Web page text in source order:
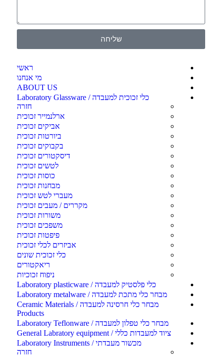
שליחה
ראשי
מי אנחנו
ABOUT US
כלי זכוכית למעבדה / Laboratory Glassware
חזרה
ארלנמייר זכוכית
אביקים זכוכית
ביורטות זכוכית
בקבוקים זכוכית
דיסקטורים זכוכית
לטשים זכוכית
כוסות זכוכית
מבחנות זכוכית
מעברי לטש זכוכית
מקררים / מעבים זכוכית
משורות זכוכית
משפכים זכוכית
פיפטות זכוכית
אביזרים לכלי זכוכית
כלי זכוכית שונים
ריאקטורים
ניפוח זכוכיות
כלי פלסטיק למעבדה / Laboratory plasticware
מבחר כלי מתכת למעבדה / Laboratory metalware
מבחר כלי חרסינה למעבדה / Ceramic Materials
Products
מבחר כלי טפלון למעבדה / Laboratory Teflonware
ציוד למעבדות כללי / General Labratory equipment
מכשור מעבדתי / Laboratory Instruments
חזרה